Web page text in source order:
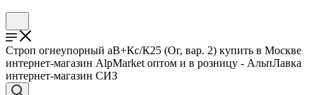
Строп огнеупорный аВ+Кс/К25 (Ог, вар. 2) купить в Москве
интернет-магазин AlpMarket оптом и в розницу - АльпЛавка
интернет-магазин СИЗ